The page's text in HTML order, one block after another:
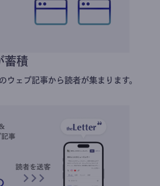
蓄積
ェブ記事から読者が集まります。